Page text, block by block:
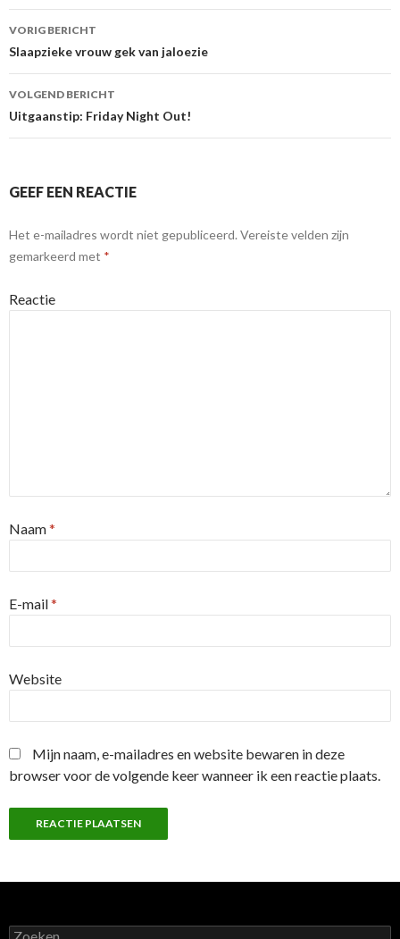
Berichtnavigatie
VORIG BERICHT
Slaapzieke vrouw gek van jaloezie
VOLGEND BERICHT
Uitgaanstip: Friday Night Out!
GEEF EEN REACTIE
Het e-mailadres wordt niet gepubliceerd. Vereiste velden zijn
gemarkeerd met *
Reactie
Naam*
E-mail*
Website
Mijn naam, e-mailadres en website bewaren in deze
browser voor de volgende keer wanneer ik een reactie plaats.
Z